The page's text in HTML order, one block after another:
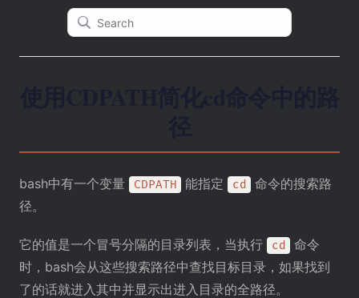
bash中有一个变量 CDPATH 能指定 cd
命令的搜索路
径。
它的值是一个冒号分隔的目录列表，当执行 cd
命令
时，bash会从这些搜索路径中查找目标目录，如果找到
了的话就进入其中并显示出进入目录的全路径。